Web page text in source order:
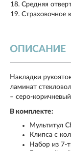
Средняя
Страховочное
ОПИСАНИЕ
Накладки
ламинат
– серо-
В комплекте:
Мультитул
Клипса с
Набор из 7-